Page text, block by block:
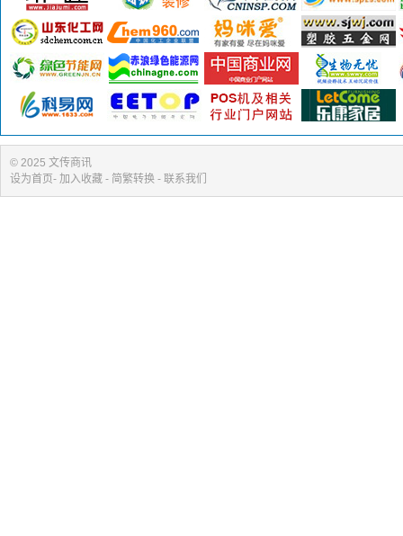
© 2025 文传商讯
设为首页- 加入收藏 - 简繁转换 - 联系我们